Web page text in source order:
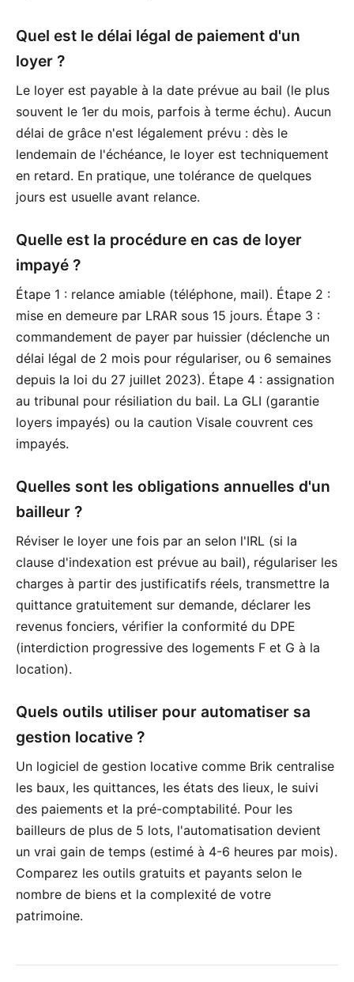
Quel est le délai légal de paiement d'un
loyer ?
Le loyer est payable à la date prévue au bail (le plus
souvent le 1er du mois, parfois à terme échu). Aucun
délai de grâce n'est légalement prévu : dès le
lendemain de l'échéance, le loyer est techniquement
en retard. En pratique, une tolérance de quelques
jours est usuelle avant relance.
Quelle est la procédure en cas de loyer
impayé ?
Étape 1 : relance amiable (téléphone, mail). Étape 2 :
mise en demeure par LRAR sous 15 jours. Étape 3 :
commandement de payer par huissier (déclenche un
délai légal de 2 mois pour régulariser, ou 6 semaines
depuis la loi du 27 juillet 2023). Étape 4 : assignation
au tribunal pour résiliation du bail. La GLI (garantie
loyers impayés) ou la caution Visale couvrent ces
impayés.
Quelles sont les obligations annuelles d'un
bailleur ?
Réviser le loyer une fois par an selon l'IRL (si la
clause d'indexation est prévue au bail), régulariser les
charges à partir des justificatifs réels, transmettre la
quittance gratuitement sur demande, déclarer les
revenus fonciers, vérifier la conformité du DPE
(interdiction progressive des logements F et G à la
location).
Quels outils utiliser pour automatiser sa
gestion locative ?
Un logiciel de gestion locative comme Brik centralise
les baux, les quittances, les états des lieux, le suivi
des paiements et la pré-comptabilité. Pour les
bailleurs de plus de 5 lots, l'automatisation devient
un vrai gain de temps (estimé à 4-6 heures par mois).
Comparez les outils gratuits et payants selon le
nombre de biens et la complexité de votre
patrimoine.